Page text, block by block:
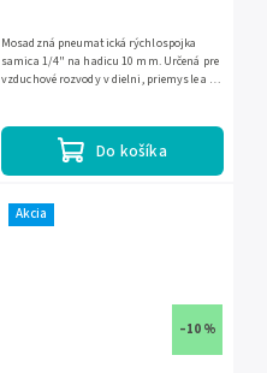
Do košíka
Mosadzná pneumatická rýchlospojka
samica 1/4" na hadicu 10 mm. Určená pre
vzduchové rozvody v dielni, priemysle a na
Akcia
–10 %